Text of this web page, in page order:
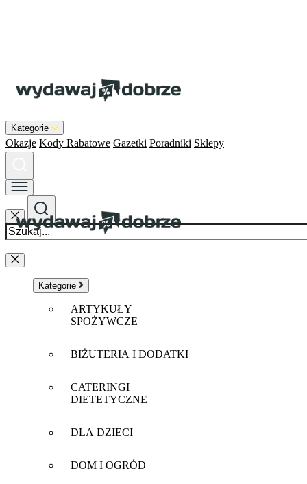
Kategorie
Okazje Kody Rabatowe Gazetki Poradniki Sklepy
Kategorie
ARTYKUŁY
SPOŻYWCZE
BIŻUTERIA I DODATKI
CATERINGI
DIETETYCZNE
DLA DZIECI
DOM I OGRÓD